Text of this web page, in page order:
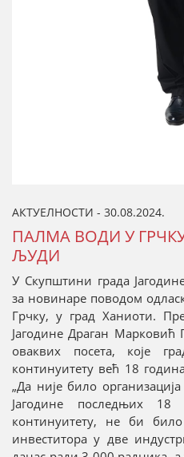
АКТУЕЛНОСТИ - 30.08.2024.
ПАЛМА ВОДИ У
ЉУДИ
У Скупштини града
за новинаре поводом
Грчку, у град Ханиоти.
Јагодине Драган Марковић
оваквих посета, које
континуитету већ 18
„Да није било
Јагодине последњих
континуитету, не би
инвеститора у две